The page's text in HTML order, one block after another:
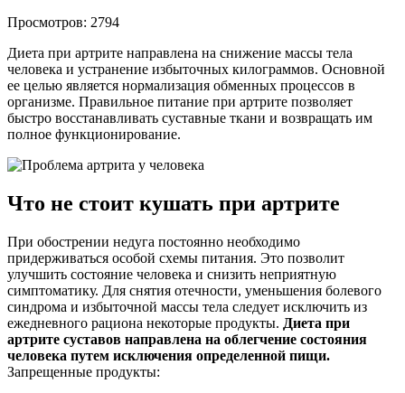
Просмотров: 2794
Диета при артрите направлена на снижение массы тела
человека и устранение избыточных килограммов. Основной
ее целью является нормализация обменных процессов в
организме. Правильное питание при артрите позволяет
быстро восстанавливать суставные ткани и возвращать им
полное функционирование.
Что не стоит кушать при артрите
При обострении недуга постоянно необходимо
придерживаться особой схемы питания. Это позволит
улучшить состояние человека и снизить неприятную
симптоматику. Для снятия отечности, уменьшения болевого
синдрома и избыточной массы тела следует исключить из
ежедневного рациона некоторые продукты. Диета при
артрите суставов направлена на облегчение состояния
человека путем исключения определенной пищи.
Запрещенные продукты: